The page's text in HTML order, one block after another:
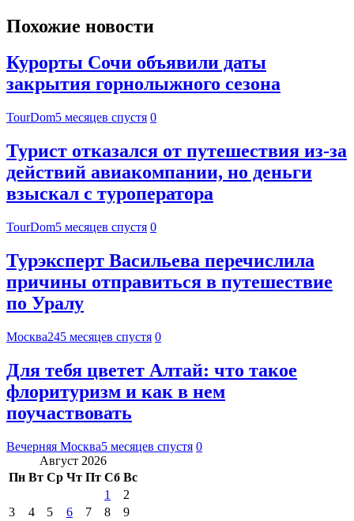
Похожие новости
Курорты Сочи объявили даты
закрытия горнолыжного сезона
TourDom5 месяцев спустя 0
Турист отказался от путешествия из-за
действий авиакомпании, но деньги
взыскал с туроператора
TourDom5 месяцев спустя 0
Турэксперт Васильева перечислила
причины отправиться в путешествие
по Уралу
Москва245 месяцев спустя 0
Для тебя цветет Алтай: что такое
флоритуризм и как в нем
поучаствовать
Вечерняя Москва5 месяцев спустя 0
Август 2026
Пн Вт Ср Чт Пт Сб Вс
1
2
3
4 5 6 7 8
9